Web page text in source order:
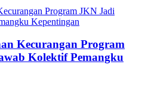
Kecurangan Program
Kolektif Pemangku